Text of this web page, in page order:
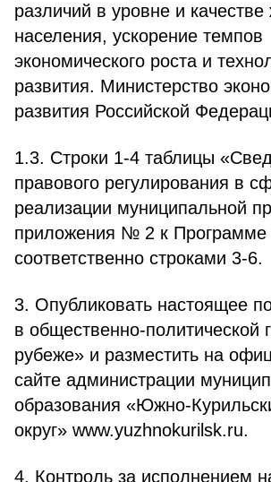
различий в уровне и качестве
населения, ускорение темпов
экономического роста и
развития. Министерство
развития Российской
1.3. Строки 1-4 таблицы
правового регулирования в
реализации муниципальной
приложения № 2 к Программе
соответственно строками 3-6.
3. Опубликовать настоящее
в общественно-политической
рубеже» и разместить на
сайте администрации
образования «Южно-
округ» www.yuzhnokurilsk.ru.
4. Контроль за исполнением